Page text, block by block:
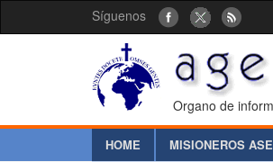
Síguenos
Organo de
HOME MISIONEROS